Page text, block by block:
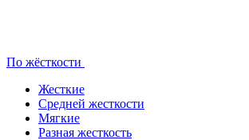
По жёсткости
Жесткие
Средней жесткости
Мягкие
Разная жесткость